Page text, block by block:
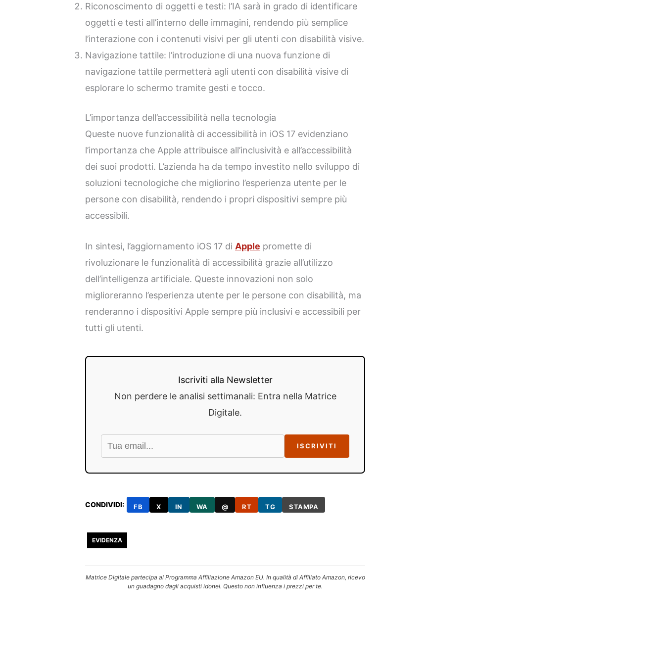
Riconoscimento di oggetti e testi: l’IA sarà in grado di identificare
oggetti e testi all’interno delle immagini, rendendo più semplice
l’interazione con i contenuti visivi per gli utenti con disabilità visive.
Navigazione tattile: l’introduzione di una nuova funzione di
navigazione tattile permetterà agli utenti con disabilità visive di
esplorare lo schermo tramite gesti e tocco.
L’importanza dell’accessibilità nella tecnologia
Queste nuove funzionalità di accessibilità in iOS 17 evidenziano
l’importanza che Apple attribuisce all’inclusività e all’accessibilità
dei suoi prodotti. L’azienda ha da tempo investito nello sviluppo di
soluzioni tecnologiche che migliorino l’esperienza utente per le
persone con disabilità, rendendo i propri dispositivi sempre più
accessibili.
In sintesi, l’aggiornamento iOS 17 di Apple promette di
rivoluzionare le funzionalità di accessibilità grazie all’utilizzo
dell’intelligenza artificiale. Queste innovazioni non solo
miglioreranno l’esperienza utente per le persone con disabilità, ma
renderanno i dispositivi Apple sempre più inclusivi e accessibili per
tutti gli utenti.
Iscriviti alla Newsletter
Non perdere le analisi settimanali: Entra nella Matrice
Digitale.
ISCRIVITI
CONDIVIDI: FB X IN WA @ RT TG STAMPA
EVIDENZA
Matrice Digitale partecipa al Programma Affiliazione Amazon EU. In qualità di Affiliato Amazon, ricevo
un guadagno dagli acquisti idonei. Questo non influenza i prezzi per te.